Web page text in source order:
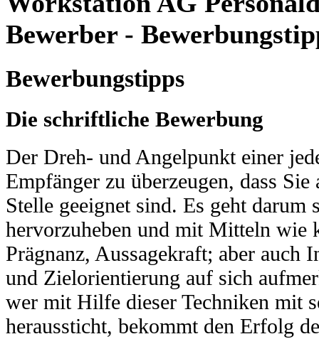
Bewerber -
Bewerbungstipps
Die schriftliche Bewerbung
Der Dreh- und Angelpunkt einer
Empfänger zu überzeugen, dass
Stelle geeignet sind. Es geht darum
hervorzuheben und mit Mitteln wie
Prägnanz, Aussagekraft; aber auch
und Zielorientierung auf sich
wer mit Hilfe dieser Techniken mit
heraussticht, bekommt den Erfolg